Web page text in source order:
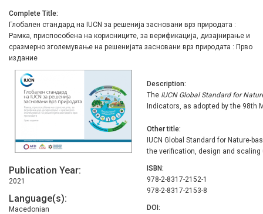
Complete Title
Глобален стандард на IUCN за решенија засновани врз природата :
Рамка, приспособена на корисниците, за верификација, дизајнирање и
сразмерно зголемување на решенијата засновани врз природата : Прво
издание
Publication Year
2021
Language(s)
Macedonian
Description
The IUCN Global Standard for
Indicators, as adopted by the 98th
Other title
IUCN Global Standard for Nature-
the verification, design and scaling
ISBN
978-2-8317-2152-1
978-2-8317-2153-8
DOI